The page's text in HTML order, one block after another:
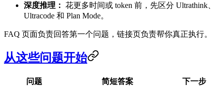
深度推理： 花更多时间或 token 前，先区分 Ultrathink、
Ultracode 和 Plan Mode。
FAQ 页面负责回答第一个问题，链接页负责帮你真正执行。
从这些问题开始
问题 简短答案
下一步